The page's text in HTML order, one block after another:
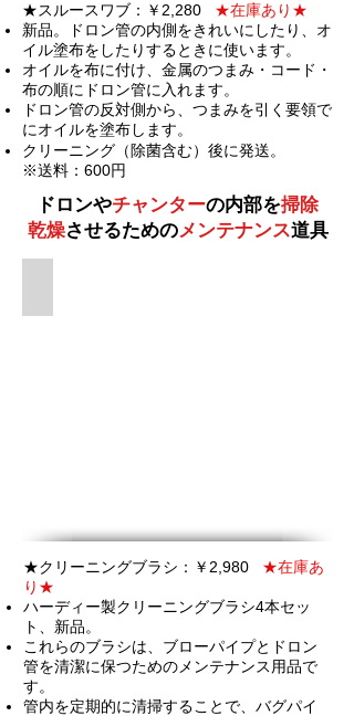
★スルースワブ：￥2,280 ★在庫あり★
新品。ドロン管の内側をきれいにしたり、オ
イル塗布をしたりするときに使います。
オイルを布に付け、金属のつまみ・コード・
布の順にドロン管に入れます。
ドロン管の反対側から、つまみを引く要領で
にオイルを塗布します。
クリーニング（除菌含む）後に発送。
※送料：600円
ドロンやチャンターの内部を掃除
乾燥させるためのメンテナンス道具
★クリーニングブラシ：￥2,980 ★在庫あ
り★
ハーディー製クリーニングブラシ4本セッ
ト、新品。
これらのブラシは、ブローパイプとドロン
管を清潔に保つためのメンテナンス用品で
す。
管内を定期的に清掃することで、バグパイ